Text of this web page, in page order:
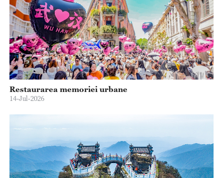
Restaurarea memoriei urbane
14-Jul-2026